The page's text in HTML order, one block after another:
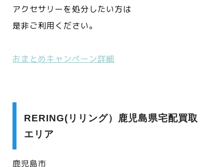
アクセサリーを処分したい方は
是非ご利用ください。
おまとめキャンペーン詳細
RERING(リリング）鹿児島県宅配買取
エリア
鹿児島市